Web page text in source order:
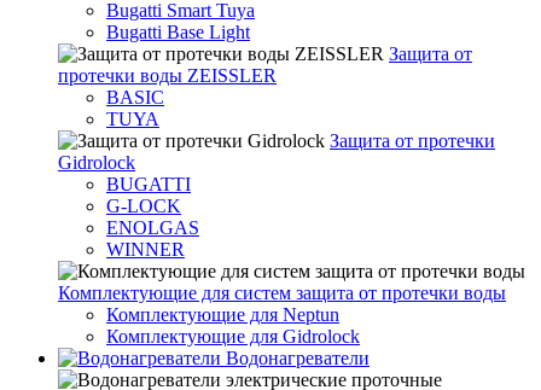
Bugatti Smart Tuya
Bugatti Base Light
Защита от
протечки воды ZEISSLER
BASIC
TUYA
Защита от протечки
Gidrolock
BUGATTI
G-LOCK
ENOLGAS
WINNER
Комплектующие для систем защита от протечки воды
Комплектующие для Neptun
Комплектующие для Gidrolock
Водонагреватели